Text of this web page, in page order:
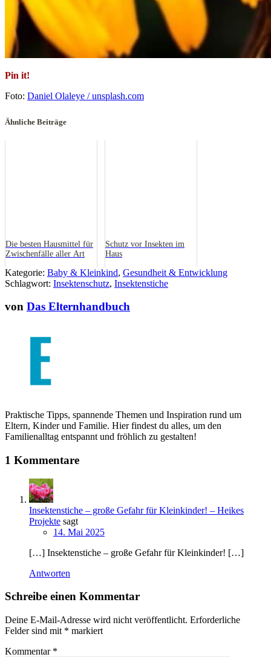
Pin it!
Foto: Daniel Olaleye / unsplash.com
Ähnliche Beiträge
Die besten Hausmittel für
Zwischenfälle aller Art
Schutz vor Insekten im
Haus
Kategorie: Baby & Kleinkind, Gesundheit & Entwicklung
Schlagwort: Insektenschutz, Insektenstiche
von Das Elternhandbuch
Praktische Tipps, spannende Themen und Inspiration rund um
Eltern, Kinder und Familie. Hier findest du alles, um den
Familienalltag entspannt und fröhlich zu gestalten!
1 Kommentare
Insektenstiche – große Gefahr für Kleinkinder! – Heikes
Projekte sagt
14. Mai 2025
[…] Insektenstiche – große Gefahr für Kleinkinder! […]
Antworten
Schreibe einen Kommentar
Deine E-Mail-Adresse wird nicht veröffentlicht. Erforderliche
Felder sind mit * markiert
Kommentar *